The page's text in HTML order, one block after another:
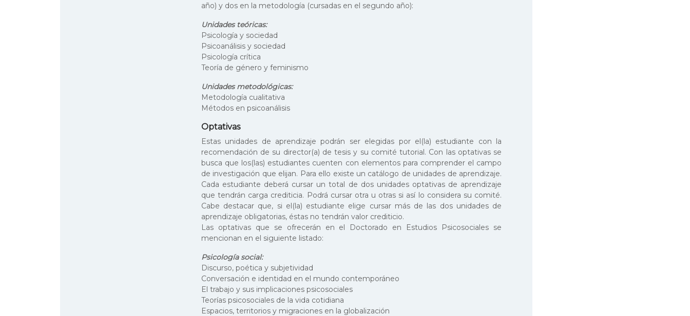
año) y dos en la metodología (cursadas en el segundo año):
Unidades teóricas:
Psicología y sociedad
Psicoanálisis y sociedad
Psicología crítica
Teoría de género y feminismo
Unidades metodológicas:
Metodología cualitativa
Métodos en psicoanálisis
Optativas
Estas unidades de aprendizaje podrán ser elegidas por el(la) estudiante con la
recomendación de su director(a) de tesis y su comité tutorial. Con las optativas se
busca que los(las) estudiantes cuenten con elementos para comprender el campo
de investigación que elijan. Para ello existe un catálogo de unidades de aprendizaje.
Cada estudiante deberá cursar un total de dos unidades optativas de aprendizaje
que tendrán carga crediticia. Podrá cursar otra u otras si así lo considera su comité.
Cabe destacar que, si el(la) estudiante elige cursar más de las dos unidades de
aprendizaje obligatorias, éstas no tendrán valor crediticio.
Las optativas que se ofrecerán en el Doctorado en Estudios Psicosociales se
mencionan en el siguiente listado:
Psicología social:
Discurso, poética y subjetividad
Conversación e identidad en el mundo contemporáneo
El trabajo y sus implicaciones psicosociales
Teorías psicosociales de la vida cotidiana
Espacios, territorios y migraciones en la globalización